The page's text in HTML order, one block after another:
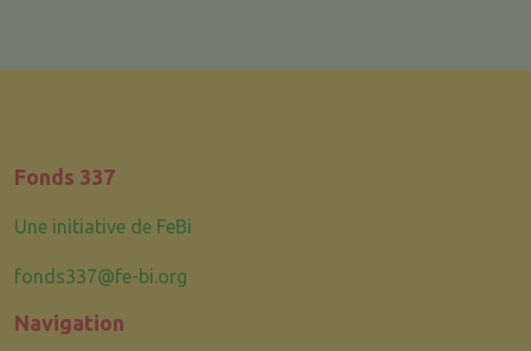
Fonds 337
Une initiative de FeBi
fonds337@fe-bi.org
Navigation